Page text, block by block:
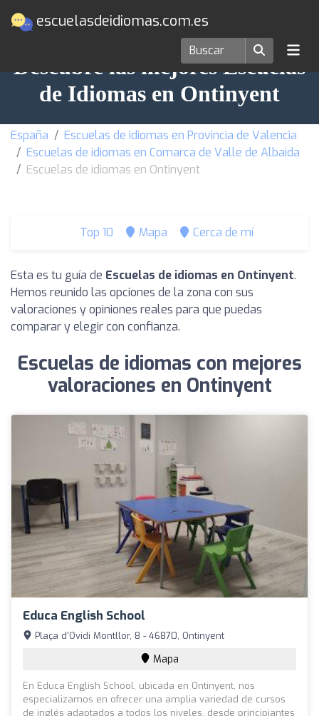
escuelasdeidiomas.com.es
Descubre las mejores Escuelas
de Idiomas en Ontinyent
España
Escuelas de idiomas en Provincia de Valencia
Escuelas de idiomas en Comarca de Valle de Albaida
Escuelas de idiomas en Ontinyent
Top 10 Mapa Cerca de mí
Esta es tu guía de Escuelas de idiomas en Ontinyent.
Hemos reunido las opciones de la zona con sus
valoraciones y opiniones reales para que puedas
comparar y elegir con confianza.
Escuelas de idiomas con mejores
valoraciones en Ontinyent
Educa English School
Plaça d'Ovidi Montllor, 8 - 46870, Ontinyent
Mapa
En Educa English School, ubicada en Ontinyent, nos
especializamos en ofrecer una amplia variedad de cursos
de inglés adaptados a todos los niveles, desde principiantes